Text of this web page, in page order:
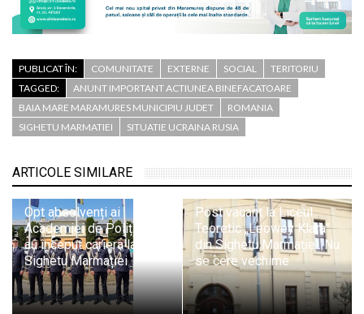
PUBLICAT ÎN: COMUNITATE EXTERNE SOCIAL
TERITORIU
TAGGED:
ANUNT IMPORTANT ACTIUNEA BINEFACATOARE
BAIA MARE MARAMURES MUNICIPIU JUDET
ROMANIA
SIGHETU MARMATIEI
SITUATIE UCRAINA RUSIA
ARTICOLE SIMILARE
Opt absolvenți ai
Academiei de Poliție și-
au început cariera la ITPF
Sighetu Marmației
Post vacant la Liceul
Teoretic „Leowey Klara”
din Sighetu Marmației. Nu
se cere vechime